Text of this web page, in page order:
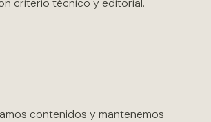
criterio técnico y editorial.
contenidos y mantenemos